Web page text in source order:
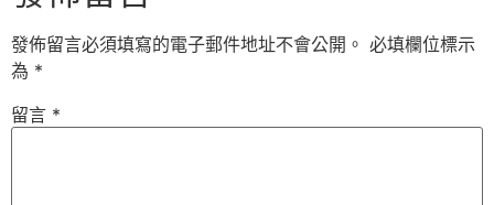
發佈留言必須填寫的電子郵件地址不會公開。 必填欄位標示
為 *
留言 *